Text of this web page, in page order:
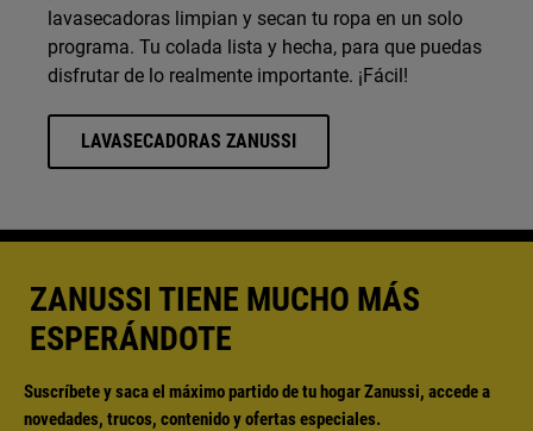
lavasecadoras limpian y secan tu ropa en un solo
programa. Tu colada lista y hecha, para que puedas
disfrutar de lo realmente importante. ¡Fácil!
LAVASECADORAS ZANUSSI
ZANUSSI TIENE MUCHO MÁS
ESPERÁNDOTE
Suscríbete y saca el máximo partido de tu hogar Zanussi, accede a
novedades, trucos, contenido y ofertas especiales.